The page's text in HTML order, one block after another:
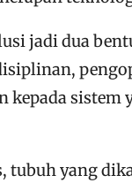
jadi dua
yang